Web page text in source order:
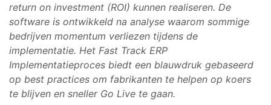
return on investment (ROI) kunnen realiseren. De
software is ontwikkeld na analyse waarom sommige
bedrijven momentum verliezen tijdens de
implementatie. Het Fast Track ERP
Implementatieproces biedt een blauwdruk gebaseerd
op best practices om fabrikanten te helpen op koers
te blijven en sneller Go Live te gaan.